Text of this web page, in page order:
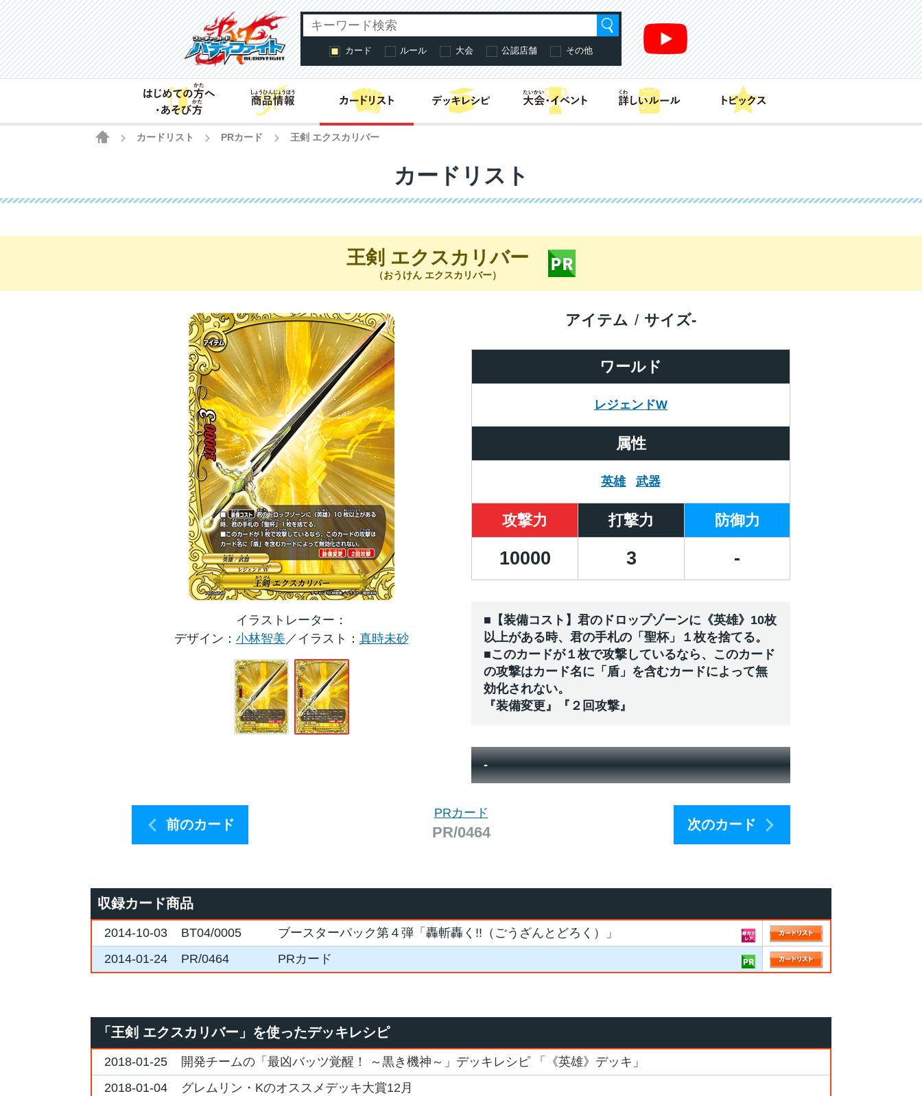
カード ルール 大会 公認店舗 その他
はじめての方へ・あそび方商品情報 カードリスト
HOME
カードリスト PRカード 王剣 エクスカリバー
カードリスト
王剣 エクスカリバー
（おうけん エクスカリバー）
イラストレーター
デザイン： 小林智美 ／イラスト： 真時未砂
ワールド
レジェンドW
アイテム サイズ-
属性
英雄 武器
攻撃力 打撃力 防御力
10000 3 -
■【装備コスト】君のドロップゾーンに《英雄》10枚
以上がある時、君の手札の「聖杯」１枚を捨てる。
■このカードが１枚で攻撃しているなら、このカード
の攻撃はカード名に「盾」を含むカードによって無
効化されない。
『装備変更』『２回攻撃』
-
前のカード
PRカード
PR/0464 次のカード
収録カード商品
2014-10-03 BT04/0005
ブースターパック第４弾「轟斬轟く!!（ごうざんとどろく）」
2014-01-24
PR/0464 PRカード
「王剣 エクスカリバー」を使ったデッキレシピ
2018-01-25
開発チームの「最凶バッツ覚醒！ ～黒き機神～」デッキレシピ 「《英雄》デッキ」
2018-01-04
グレムリン・Kのオススメデッキ大賞12月